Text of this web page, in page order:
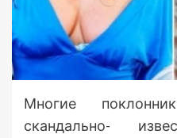
Многие
скандально-